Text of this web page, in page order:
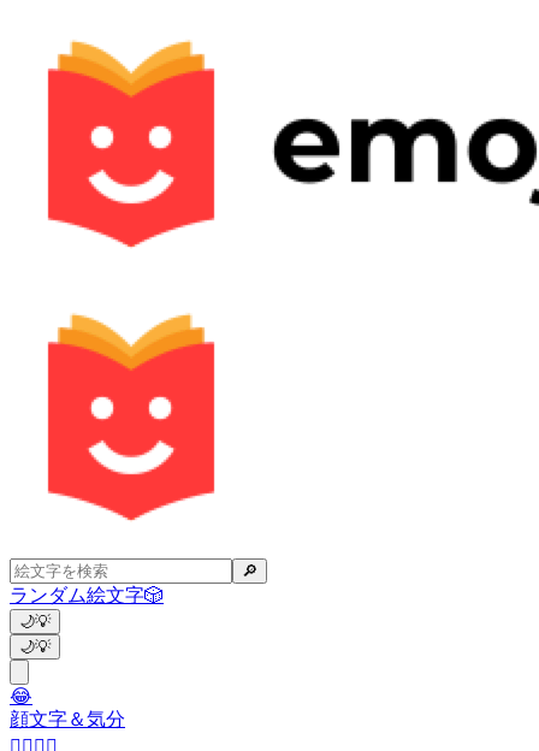
🔎
ランダム絵文字🎲
🌙💡
🌙💡
😂
顔文字＆気分
👩‍❤️‍💋‍👨